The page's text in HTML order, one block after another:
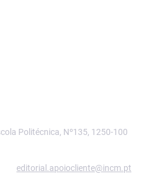
Politécnica, Nº135, 1250-100
editorial.apoiocliente@incm.pt